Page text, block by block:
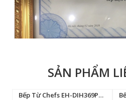
SẢN PHẨM
Bếp Từ Chefs EH-DIH369PRO